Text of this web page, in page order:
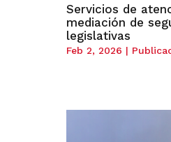
Servicios de
mediación de
legislativas
Feb 2, 2026 |